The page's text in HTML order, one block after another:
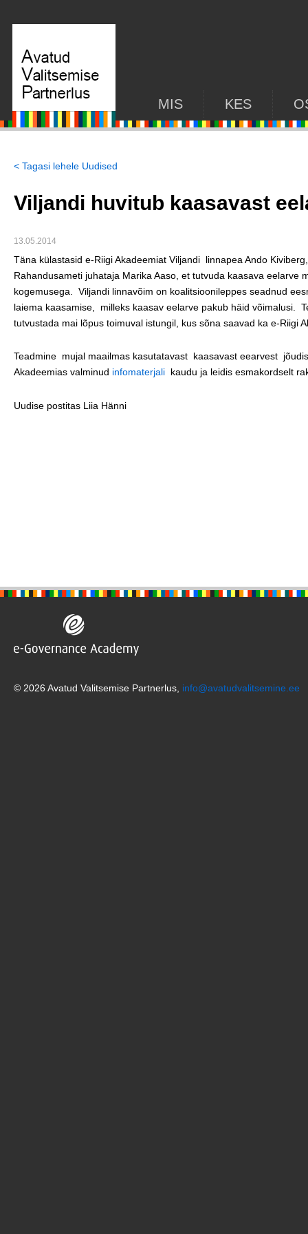
MIS KES
< Tagasi lehele Uudised
Viljandi huvitub kaasavast
13.05.2014
Täna külastasid e-Riigi Akadeemiat Viljandi linnapea Ando
Rahandusameti juhataja Marika Aaso, et tutvuda kaasava eelarve
kogemusega. Viljandi linnavõim on koalitsioonileppes seadnud
laiema kaasamise, milleks kaasav eelarve pakub häid võimalusi.
tutvustada mai lõpus toimuval istungil, kus sõna saavad ka e-Riigi
Teadmine mujal maailmas kasutatavast kaasavast eearvest
Akadeemias valminud infomaterjali kaudu ja leidis esmakordselt
Uudise postitas Liia Hänni
© 2026 Avatud Valitsemise Partnerlus, info@avatudvalitsemine.ee